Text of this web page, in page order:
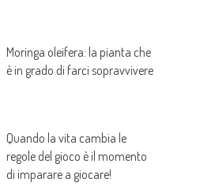
Moringa oleifera: la pianta che
è in grado di farci sopravvivere
Quando la vita cambia le
regole del gioco è il momento
di imparare a giocare!